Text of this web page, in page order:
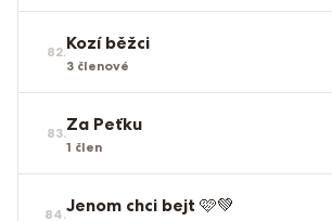
82.Kozí běžci
3 členové
83.Za Peťku
1 člen
84.Jenom chci bejt 🩷💚